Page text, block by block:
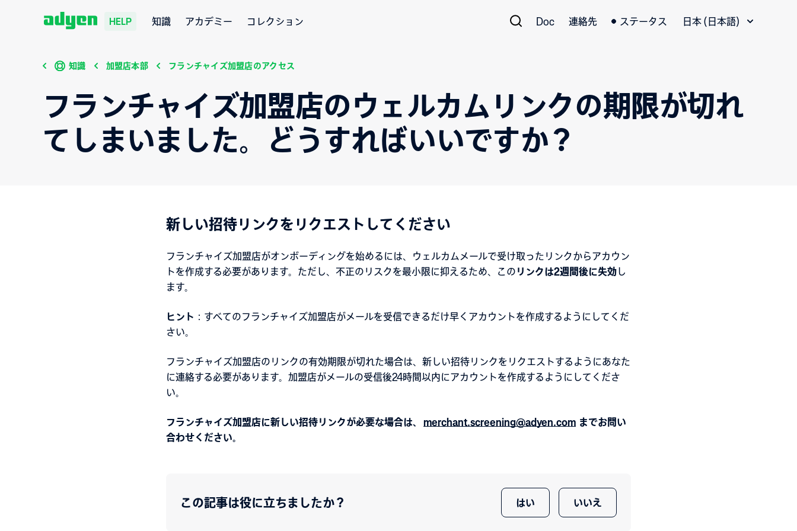
HELP 知識 アカデミー コレクション Doc 連絡先 ステータス
日本 (日本語)
知識 加盟店本部 フランチャイズ加盟店のアクセス
フランチャイズ加盟店のウェルカムリンクの期限が切れ
てしまいました。どうすればいいですか？
新しい招待リンクをリクエストしてください
フランチャイズ加盟店がオンボーディングを始めるには、ウェルカムメールで受け取ったリンクからアカウン
トを作成する必要があります。ただし、不正のリスクを最小限に抑えるため、この リンクは2週間後に失効し
ます。
ヒント ：すべてのフランチャイズ加盟店がメールを受信できるだけ早くアカウントを作成するようにしてくだ
さい。
フランチャイズ加盟店のリンクの有効期限が切れた場合は、新しい招待リンクをリクエストするようにあなた
に連絡する必要があります。加盟店がメールの受信後24時間以内にアカウントを作成するようにしてくださ
い。
フランチャイズ加盟店に新しい招待リンクが必要な場合は、 merchant.screening@adyen.com までお問い
合わせください。
この記事は役に立ちましたか？ はい いいえ